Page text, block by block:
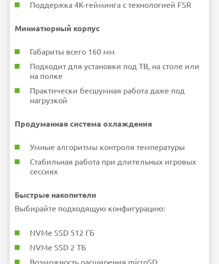
Поддержка 4K-гейминга с технологией FSR
Миниатюрный корпус
Габариты всего 160 мм
Подходит для установки под ТВ, на столе или
на полке
Практически бесшумная работа даже под
нагрузкой
Продуманная система охлаждения
Умные алгоритмы контроля температуры
Стабильная работа при длительных игровых
сессиях
Быстрые накопители
Выбирайте подходящую конфигурацию:
NVMe SSD 512 ГБ
NVMe SSD 2 ТБ
Возможность расширения microSD